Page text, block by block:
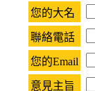
您的大名
聯絡電話
您的Email
意見主旨